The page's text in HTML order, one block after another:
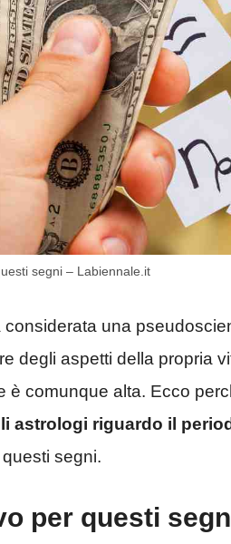
segni – Labiennale.it
considerata una
degli aspetti della propria
è comunque alta. Ecco
astrologi riguardo il
segni.
per questi